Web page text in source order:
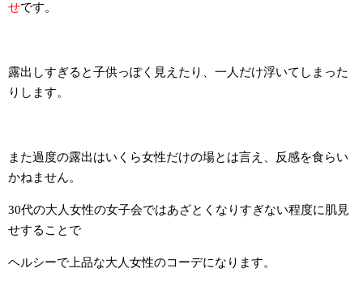
せです。
露出しすぎると子供っぽく見えたり、一人だけ浮いてしまった
りします。
また過度の露出はいくら女性だけの場とは言え、反感を食らい
かねません。
30代の大人女性の女子会ではあざとくなりすぎない程度に肌見
せすることで
ヘルシーで上品な大人女性のコーデになります。